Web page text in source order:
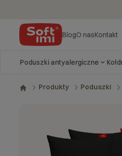
BlogO nasKontakt
Poduszki antyalergiczne
Produkty Poduszki